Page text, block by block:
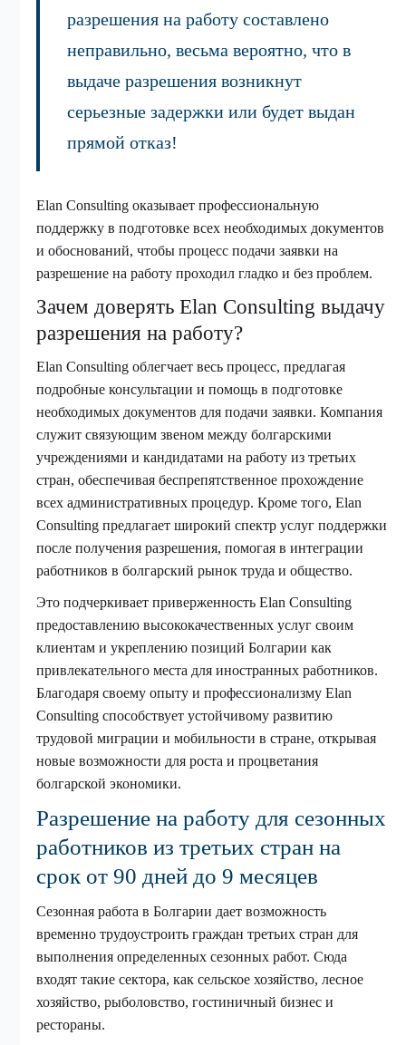
разрешения на работу составлено
неправильно, весьма вероятно, что в
выдаче разрешения возникнут
серьезные задержки или будет выдан
прямой отказ!
Elan Consulting оказывает профессиональную
поддержку в подготовке всех необходимых документов
и обоснований, чтобы процесс подачи заявки на
разрешение на работу проходил гладко и без проблем.
Зачем доверять Elan Consulting выдачу
разрешения на работу?
Elan Consulting облегчает весь процесс, предлагая
подробные консультации и помощь в подготовке
необходимых документов для подачи заявки. Компания
служит связующим звеном между болгарскими
учреждениями и кандидатами на работу из третьих
стран, обеспечивая беспрепятственное прохождение
всех административных процедур. Кроме того, Elan
Consulting предлагает широкий спектр услуг поддержки
после получения разрешения, помогая в интеграции
работников в болгарский рынок труда и общество.
Это подчеркивает приверженность Elan Consulting
предоставлению высококачественных услуг своим
клиентам и укреплению позиций Болгарии как
привлекательного места для иностранных работников.
Благодаря своему опыту и профессионализму Elan
Consulting способствует устойчивому развитию
трудовой миграции и мобильности в стране, открывая
новые возможности для роста и процветания
болгарской экономики.
Разрешение на работу для сезонных
работников из третьих стран на
срок от 90 дней до 9 месяцев
Сезонная работа в Болгарии дает возможность
временно трудоустроить граждан третьих стран для
выполнения определенных сезонных работ. Сюда
входят такие сектора, как сельское хозяйство, лесное
хозяйство, рыболовство, гостиничный бизнес и
рестораны.